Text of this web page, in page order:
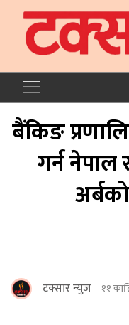
बैंकिङ
गर्न
टक्सार न्युज ११